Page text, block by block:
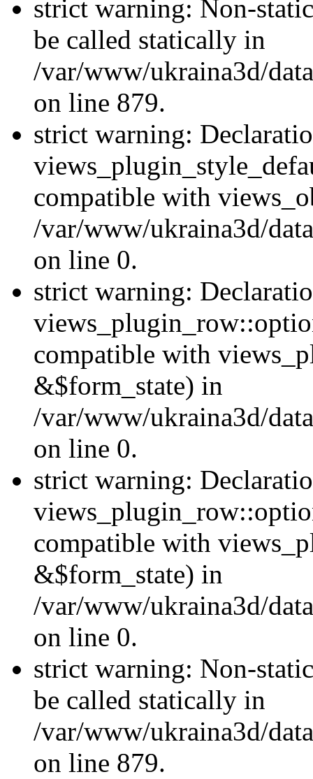
strict warning: Non-
be called statically in
/var/www/ukraina3d/
on line 879.
strict warning:
compatible with
/var/www/ukraina3d/
on line 0.
strict warning:
compatible with
&$form_state) in
/var/www/ukraina3d/
on line 0.
strict warning:
compatible with
&$form_state) in
/var/www/ukraina3d/
on line 0.
strict warning: Non-
be called statically in
/var/www/ukraina3d/
on line 879.